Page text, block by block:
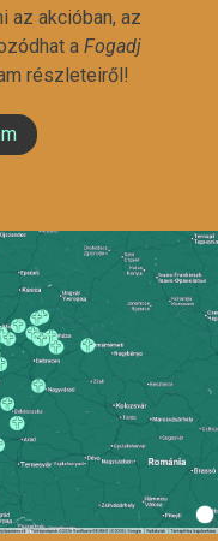
az akcióban, az
a Fogadj
részleteiről!